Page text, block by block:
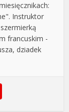
Instruktor
francuskim -
dziadek